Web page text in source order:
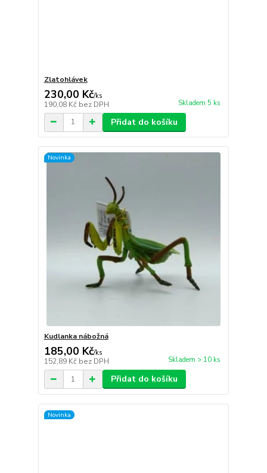
Zlatohlávek
230,00 Kč/ks
190,08 Kč bez DPH Skladem 5 ks
Přidat do košíku
Novinka
Kudlanka nábožná
185,00 Kč/ks
152,89 Kč bez DPH Skladem > 10 ks
Přidat do košíku
Novinka